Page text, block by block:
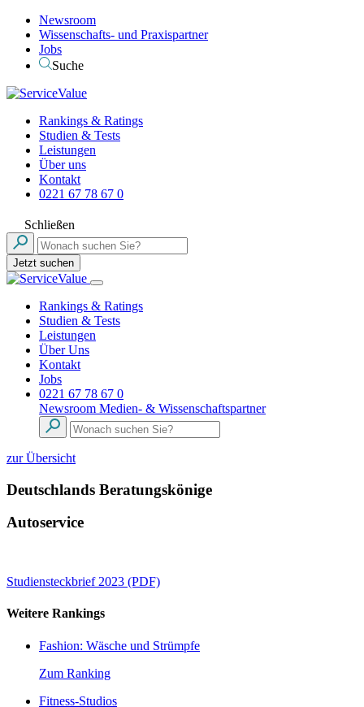
Newsroom
Wissenschafts- und Praxispartner
Jobs
Suche
Rankings & Ratings
Studien & Tests
Leistungen
Über uns
Kontakt
0221 67 78 67 0
Schließen
Jetzt suchen
Rankings & Ratings
Studien & Tests
Leistungen
Über Uns
Kontakt
Jobs
0221 67 78 67 0
Newsroom Medien- & Wissenschaftspartner
zur Übersicht
Deutschlands Beratungskönige
Autoservice
Studiensteckbrief 2023 (PDF)
Weitere Rankings
Fashion: Wäsche und Strümpfe
Zum Ranking
Fitness-Studios